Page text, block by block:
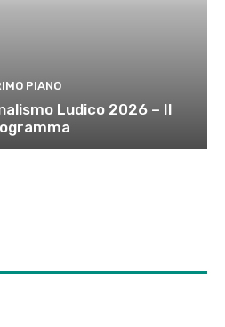
PIANO
Ludico 2026 – Il